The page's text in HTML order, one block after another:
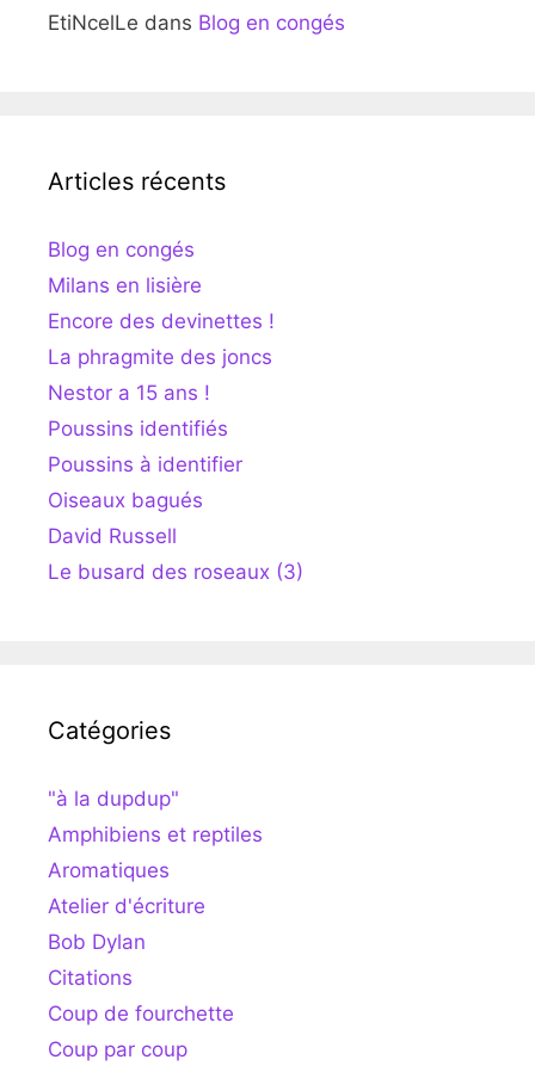
EtiNcelLe dans Blog en congés
Articles récents
Blog en congés
Milans en lisière
Encore des devinettes !
La phragmite des joncs
Nestor a 15 ans !
Poussins identifiés
Poussins à identifier
Oiseaux bagués
David Russell
Le busard des roseaux (3)
Catégories
"à la dupdup"
Amphibiens et reptiles
Aromatiques
Atelier d'écriture
Bob Dylan
Citations
Coup de fourchette
Coup par coup